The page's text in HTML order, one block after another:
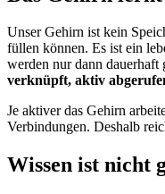
Unser Gehirn ist kein
füllen können. Es ist ein
werden nur dann dauerhaft
verknüpft, aktiv
Je aktiver das Gehirn
Verbindungen. Deshalb
Wissen ist nicht